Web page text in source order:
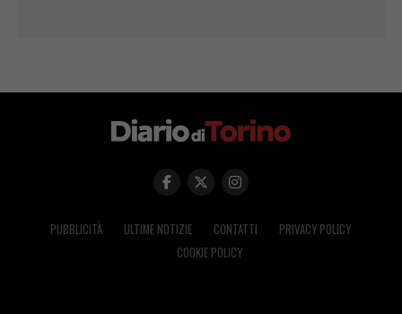
PUBBLICITÀ ULTIME NOTIZIE CONTATTI
PRIVACY POLICY
COOKIE POLICY